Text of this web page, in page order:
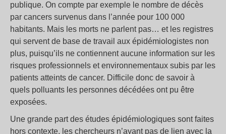
publique. On compte par exemple le nombre de décès
par cancers survenus dans l’année pour 100 000
habitants. Mais les morts ne parlent pas… et les registres
qui servent de base de travail aux épidémiologistes non
plus, puisqu’ils ne contiennent aucune information sur les
risques professionnels et environnementaux subis par les
patients atteints de cancer. Difficile donc de savoir à
quels polluants les personnes décédées ont pu être
exposées.
Une grande part des études épidémiologiques sont faites
hors contexte, les chercheurs n’ayant pas de lien avec la